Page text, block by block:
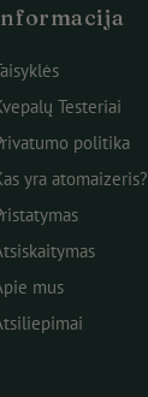
Testeriai
politika
yra atomaizeris?
mus